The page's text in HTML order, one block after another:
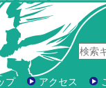
プ アクセス